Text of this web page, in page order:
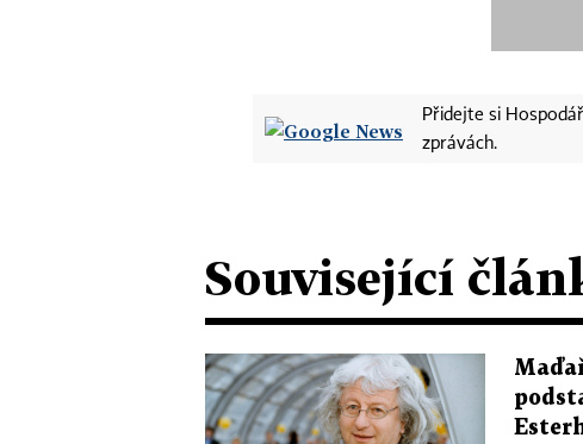
Přidejte si
zprávách.
Související